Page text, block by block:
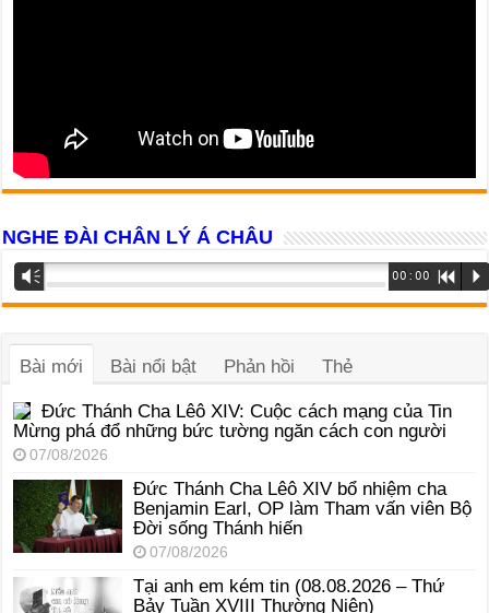
NGHE ĐÀI CHÂN LÝ Á CHÂU
Trình
phát
Vm 00:00 R P
Bài mới Bài nổi bật Phản hồi Thẻ
Đức Thánh Cha Lêô XIV: Cuộc cách mạng của Tin
Mừng phá đổ những bức tường ngăn cách con người
07/08/2026
Đức Thánh Cha Lêô XIV bổ nhiệm cha
Benjamin Earl, OP làm Tham vấn viên Bộ
Đời sống Thánh hiến
07/08/2026
Tại anh em kém tin (08.08.2026 – Thứ
Bảy Tuần XVIII Thường Niên)